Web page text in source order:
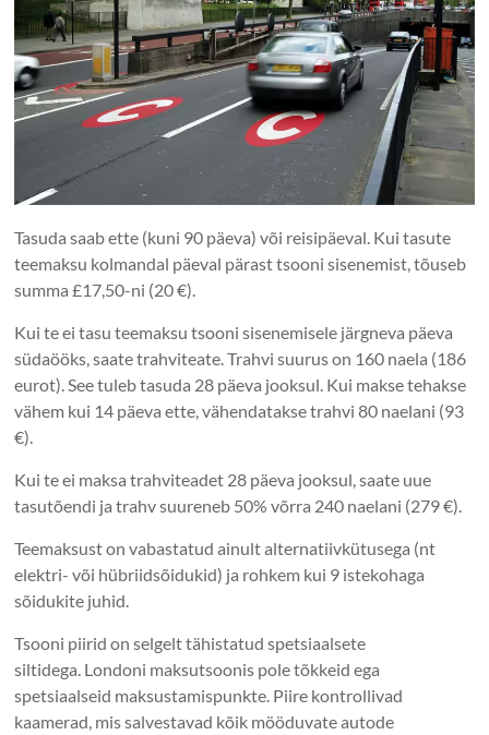
Tasuda saab ette (kuni 90 päeva) või reisipäeval. Kui tasute
teemaksu kolmandal päeval pärast tsooni sisenemist, tõuseb
summa £17,50-ni (20 €).
Kui te ei tasu teemaksu tsooni sisenemisele järgneva päeva
südaööks, saate trahviteate. Trahvi suurus on 160 naela (186
eurot). See tuleb tasuda 28 päeva jooksul. Kui makse tehakse
vähem kui 14 päeva ette, vähendatakse trahvi 80 naelani (93
€).
Kui te ei maksa trahviteadet 28 päeva jooksul, saate uue
tasutõendi ja trahv suureneb 50% võrra 240 naelani (279 €).
Teemaksust on vabastatud ainult alternatiivkütusega (nt
elektri- või hübriidsõidukid) ja rohkem kui 9 istekohaga
sõidukite juhid.
Tsooni piirid on selgelt tähistatud spetsiaalsete
siltidega. Londoni maksutsoonis pole tõkkeid ega
spetsiaalseid maksustamispunkte. Piire kontrollivad
kaamerad, mis salvestavad kõik mööduvate autode